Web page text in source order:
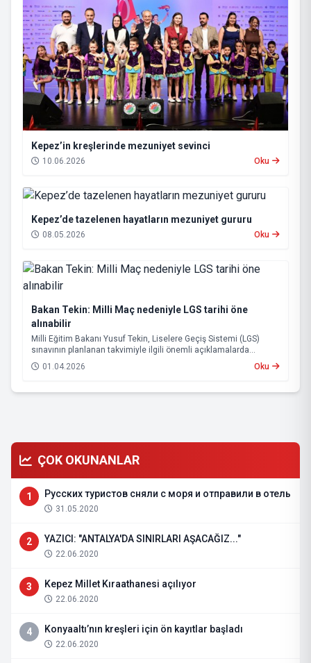
Kepez’in kreşlerinde mezuniyet sevinci
10.06.2026 Oku
Kepez’de tazelenen hayatların mezuniyet gururu
08.05.2026 Oku
Bakan Tekin: Milli Maç nedeniyle LGS tarihi öne
alınabilir
Milli Eğitim Bakanı Yusuf Tekin, Liselere Geçiş Sistemi (LGS)
sınavının planlanan takvimiyle ilgili önemli açıklamalarda
bulundu.
01.04.2026 Oku
ÇOK OKUNANLAR
1 Русских туристов сняли с моря и отправили в отель
31.05.2020
2 YAZICI: "ANTALYA'DA SINIRLARI AŞACAĞIZ..."
22.06.2020
3 Kepez Millet Kıraathanesi açılıyor
22.06.2020
4 Konyaaltı’nın kreşleri için ön kayıtlar başladı
22.06.2020